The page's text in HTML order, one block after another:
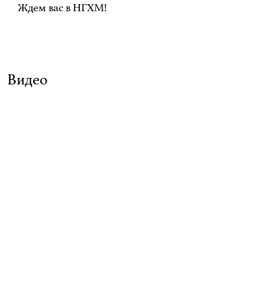
Ждем вас в НГХМ!
Видео